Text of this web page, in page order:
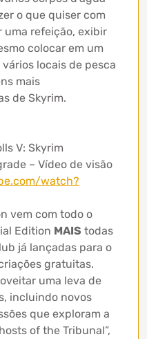
o que quiser com
uma refeição, exibir
colocar em um
locais de pesca
mais
de Skyrim.
V: Skyrim
– Vídeo de visão
watch?
vem com todo o
Edition MAIS todas
já lançadas para o
gratuitas.
uma leva de
incluindo novos
que exploram a
of the Tribunal”,